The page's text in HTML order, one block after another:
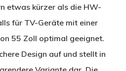
etwas kürzer als die HW-
für TV-Geräte mit einer
55 Zoll optimal geeignet.
Design auf und stellt in